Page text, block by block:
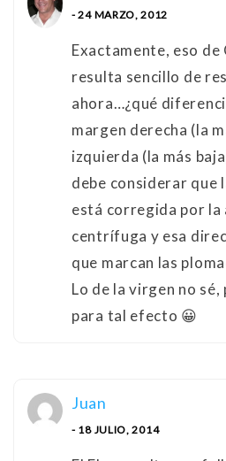
- 24 MARZO, 2012
Exactamente, eso
resulta sencillo de
ahora…¿qué
margen derecha (la
izquierda (la más
debe considerar que
está corregida por la
centrífuga y esa
que marcan las
Lo de la virgen no sé,
para tal efecto 😀
Juan
- 18 JULIO, 2014